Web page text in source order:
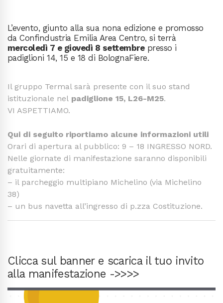
L’evento, giunto alla sua nona edizione e promosso
da Confindustria Emilia Area Centro, si terrà
mercoledì 7 e giovedì 8 settembrepresso i
padiglioni 14, 15 e 18 di BolognaFiere.
Il gruppo Termal sarà presente con il suo stand
istituzionale nel padiglione 15, L26-M25.
VI ASPETTIAMO.
Qui di seguito riportiamo alcune informazioni utili
Orari di apertura al pubblico: 9 – 18 INGRESSO NORD.
Nelle giornate di manifestazione saranno disponibili
gratuitamente:
– il parcheggio multipiano Michelino (via Michelino
38)
– un bus navetta all’ingresso di p.zza Costituzione.
Clicca sul banner e scarica il tuo invito
alla manifestazione ->>>>